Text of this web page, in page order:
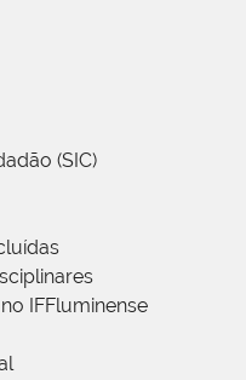
(SIC)
IFFluminense